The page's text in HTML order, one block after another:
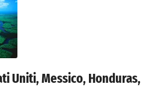
Uniti, Messico, Honduras,